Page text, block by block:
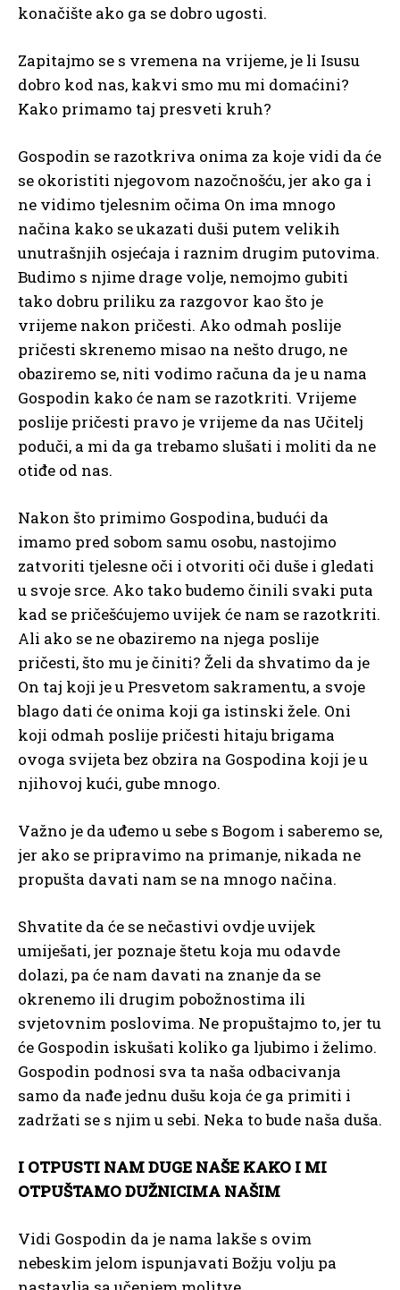
konačište ako ga se dobro ugosti.
Zapitajmo se s vremena na vrijeme, je li Isusu
dobro kod nas, kakvi smo mu mi domaćini?
Kako primamo taj presveti kruh?
Gospodin se razotkriva onima za koje vidi da će
se okoristiti njegovom nazočnošću, jer ako ga i
ne vidimo tjelesnim očima On ima mnogo
načina kako se ukazati duši putem velikih
unutrašnjih osjećaja i raznim drugim putovima.
Budimo s njime drage volje, nemojmo gubiti
tako dobru priliku za razgovor kao što je
vrijeme nakon pričesti. Ako odmah poslije
pričesti skrenemo misao na nešto drugo, ne
obaziremo se, niti vodimo računa da je u nama
Gospodin kako će nam se razotkriti. Vrijeme
poslije pričesti pravo je vrijeme da nas Učitelj
poduči, a mi da ga trebamo slušati i moliti da ne
otiđe od nas.
Nakon što primimo Gospodina, budući da
imamo pred sobom samu osobu, nastojimo
zatvoriti tjelesne oči i otvoriti oči duše i gledati
u svoje srce. Ako tako budemo činili svaki puta
kad se pričešćujemo uvijek će nam se razotkriti.
Ali ako se ne obaziremo na njega poslije
pričesti, što mu je činiti? Želi da shvatimo da je
On taj koji je u Presvetom sakramentu, a svoje
blago dati će onima koji ga istinski žele. Oni
koji odmah poslije pričesti hitaju brigama
ovoga svijeta bez obzira na Gospodina koji je u
njihovoj kući, gube mnogo.
Važno je da uđemo u sebe s Bogom i saberemo se,
jer ako se pripravimo na primanje, nikada ne
propušta davati nam se na mnogo načina.
Shvatite da će se nečastivi ovdje uvijek
umiješati, jer poznaje štetu koja mu odavde
dolazi, pa će nam davati na znanje da se
okrenemo ili drugim pobožnostima ili
svjetovnim poslovima. Ne propuštajmo to, jer tu
će Gospodin iskušati koliko ga ljubimo i želimo.
Gospodin podnosi sva ta naša odbacivanja
samo da nađe jednu dušu koja će ga primiti i
zadržati se s njim u sebi. Neka to bude naša duša.
I OTPUSTI NAM DUGE NAŠE KAKO I MI
OTPUŠTAMO DUŽNICIMA NAŠIM
Vidi Gospodin da je nama lakše s ovim
nebeskim jelom ispunjavati Božju volju pa